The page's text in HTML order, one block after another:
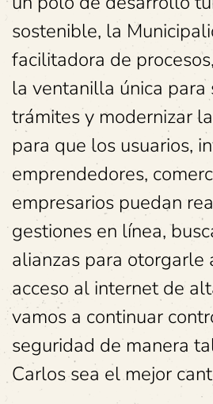
sostenible, la
facilitadora de
la ventanilla única
trámites y modernizar
para que los usuarios,
emprendedores,
empresarios puedan
gestiones en línea,
alianzas para otorgarle
acceso al internet de
vamos a continuar
seguridad de manera
Carlos sea el mejor